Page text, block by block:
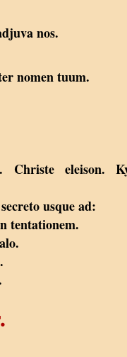
nos.
nomen tuum.
Christe eleison.
usque ad:
tentationem.